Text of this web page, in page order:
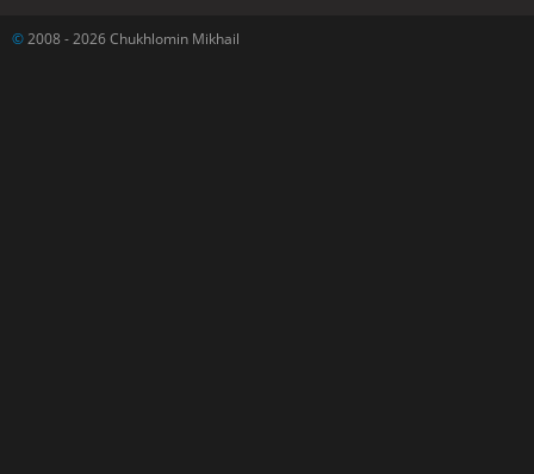
© 2008 - 2026 Chukhlomin Mikhail